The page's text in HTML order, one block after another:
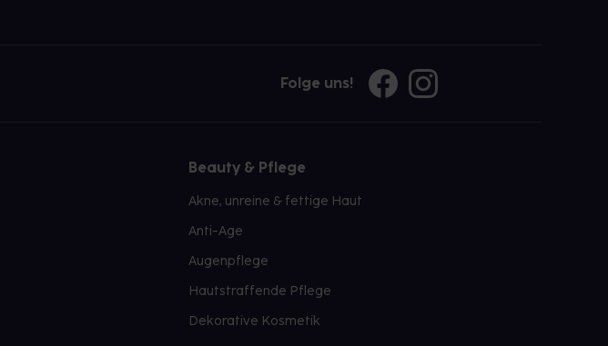
Folge uns!
Beauty & Pflege
Akne, unreine & fettige Haut
Anti-Age
Augenpflege
Hautstraffende Pflege
Dekorative Kosmetik